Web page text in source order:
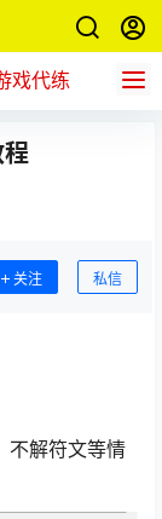
戏代练 新游推
程
关注 私信
不解符文等情